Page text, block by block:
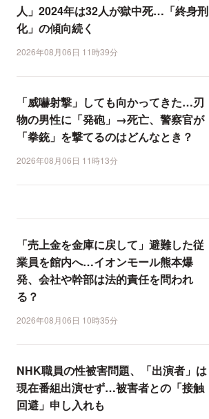
人」2024年は32人が獄中死…「終身刑
化」の傾向続く
2026年08月06日 11時39分
「威嚇射撃」しても向かってきた…刃
物の男性に「発砲」→死亡、警察官が
「拳銃」を撃てるのはどんなとき？
2026年08月06日 11時13分
「売上金を金庫に戻して」避難した従
業員を館内へ…イオンモール熊本爆
発、会社や幹部は法的責任を問われ
る？
2026年08月06日 10時35分
NHK職員の性被害問題、「出演者」は
現在番組出演せず…被害者との「接触
回避」申し入れも